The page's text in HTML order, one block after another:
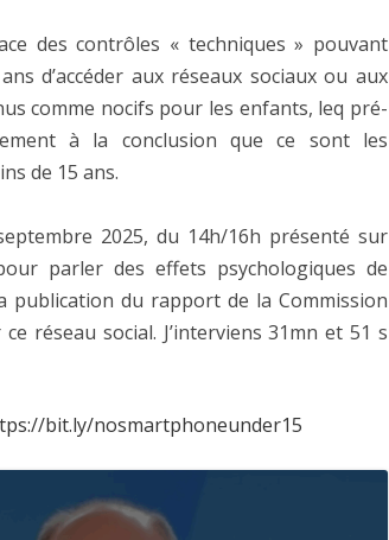
des contrôles « techniques » pouvant
d’accéder aux réseaux sociaux ou aux
comme nocifs pour les enfants, leq pré-
à la conclusion que ce sont les
de 15 ans.
2025, du 14h/16h présenté sur
parler des effets psychologiques de
du rapport de la Commission
réseau social. J’interviens 31mn et 51 s
bit.ly/nosmartphoneunder15